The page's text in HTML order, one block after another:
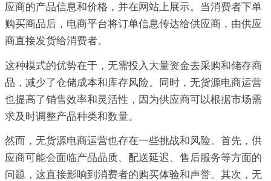
应商的产品信息和价格，并在网站上展示。当消费者下单
购买商品后，电商平台将订单信息传达给供应商，由供应
商直接发货给消费者。
这种模式的优势在于，无需投入大量资金去采购和储存商
品，减少了仓储成本和库存风险。同时，无货源电商运营
也提高了销售效率和灵活性，因为供应商可以根据市场需
求及时调整产品种类和数量。
然而，无货源电商运营也存在一些挑战和风险。首先，供
应商可能会面临产品品质、配送延迟、售后服务等方面的
问题，这直接影响到消费者的购买体验和声誉。其次，无